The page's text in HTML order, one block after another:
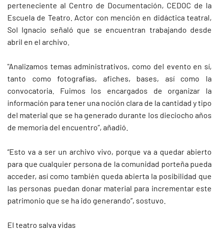
perteneciente al Centro de Documentación, CEDOC de la
Escuela de Teatro. Actor con mención en didáctica teatral,
Sol Ignacio señaló que se encuentran trabajando desde
abril en el archivo.
"Analizamos temas administrativos, como del evento en sí,
tanto como fotografías, afiches, bases, así como la
convocatoria. Fuimos los encargados de organizar la
información para tener una noción clara de la cantidad y tipo
del material que se ha generado durante los dieciocho años
de memoria del encuentro”, añadió.
“Esto va a ser un archivo vivo, porque va a quedar abierto
para que cualquier persona de la comunidad porteña pueda
acceder, así como también queda abierta la posibilidad que
las personas puedan donar material para incrementar este
patrimonio que se ha ido generando”, sostuvo.
El teatro salva vidas